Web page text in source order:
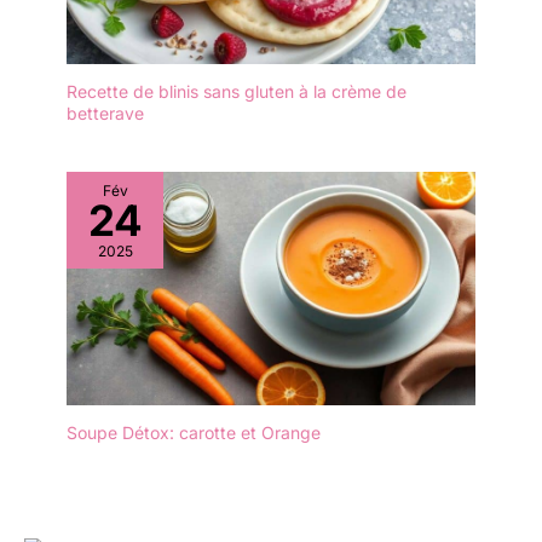
utiles, à l'unité ou en lot
Recette de blinis sans gluten à la crème de
betterave
Fév
24
2025
Soupe Détox: carotte et Orange